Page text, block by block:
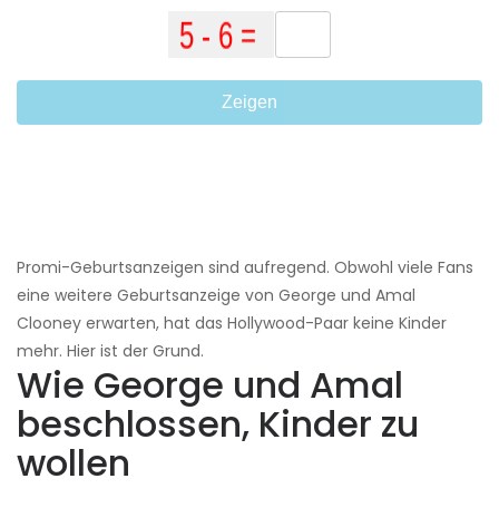
Zeigen
Promi-Geburtsanzeigen sind aufregend. Obwohl viele Fans
eine weitere Geburtsanzeige von George und Amal
Clooney erwarten, hat das Hollywood-Paar keine Kinder
mehr. Hier ist der Grund.
Wie George und Amal
beschlossen, Kinder zu
wollen